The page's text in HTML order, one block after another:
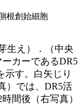
根創始細胞
生え）．（中央
カーであるDR5
示す。白矢じり
）では、DR5活
間後（右写真）